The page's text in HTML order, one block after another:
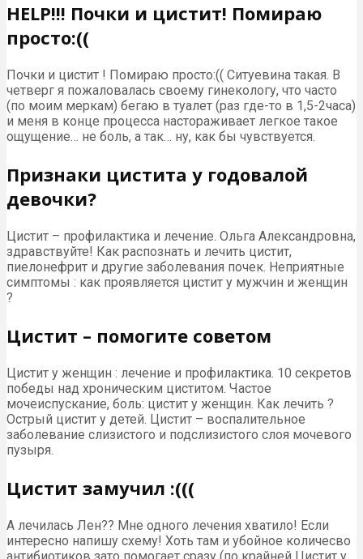
HELP!!! Почки и цистит! Помираю
просто:((
Почки и цистит ! Помираю просто:(( Ситуевина такая. В
четверг я пожаловалась своему гинекологу, что часто
(по моим меркам) бегаю в туалет (раз где-то в 1,5-2часа)
и меня в конце процесса настораживает легкое такое
ощущение… не боль, а так… ну, как бы чувствуется.
Признаки цистита у годовалой
девочки?
Цистит – профилактика и лечение. Ольга Александровна,
здравствуйте! Как распознать и лечить цистит,
пиелонефрит и другие заболевания почек. Неприятные
симптомы : как проявляется цистит у мужчин и женщин
?
Цистит – помогите советом
Цистит у женщин : лечение и профилактика. 10 секретов
победы над хроническим циститом. Частое
мочеиспускание, боль: цистит у женщин. Как лечить ?
Острый цистит у детей. Цистит – воспалительное
заболевание слизистого и подслизистого слоя мочевого
пузыря.
Цистит замучил :(((
А лечилась Лен?? Мне одного лечения хватило! Если
интересно напишу схему! Хоть там и убойное количесво